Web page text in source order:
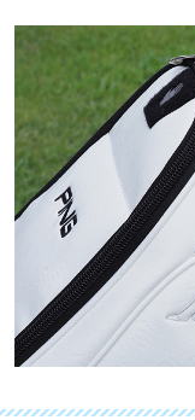
会員システム
オンラインショップ
PING.com〔グローバル〕
修理について 安全取り扱いマニュアル 模
プライバシーポリシー利用規約 免責事項